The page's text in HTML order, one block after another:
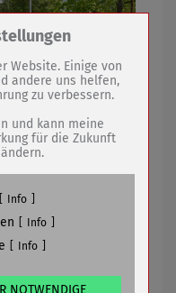
Cookies /
Website (Wenko-
Co. KG)
/ SPAM
Entscheidungscookie
Website (Wenko-
Co. KG)
Website. Einige von
andere uns helfen,
zu verbessern.
und kann meine
für die Zukunft
Info
Info
Info
NOTWENDIGE